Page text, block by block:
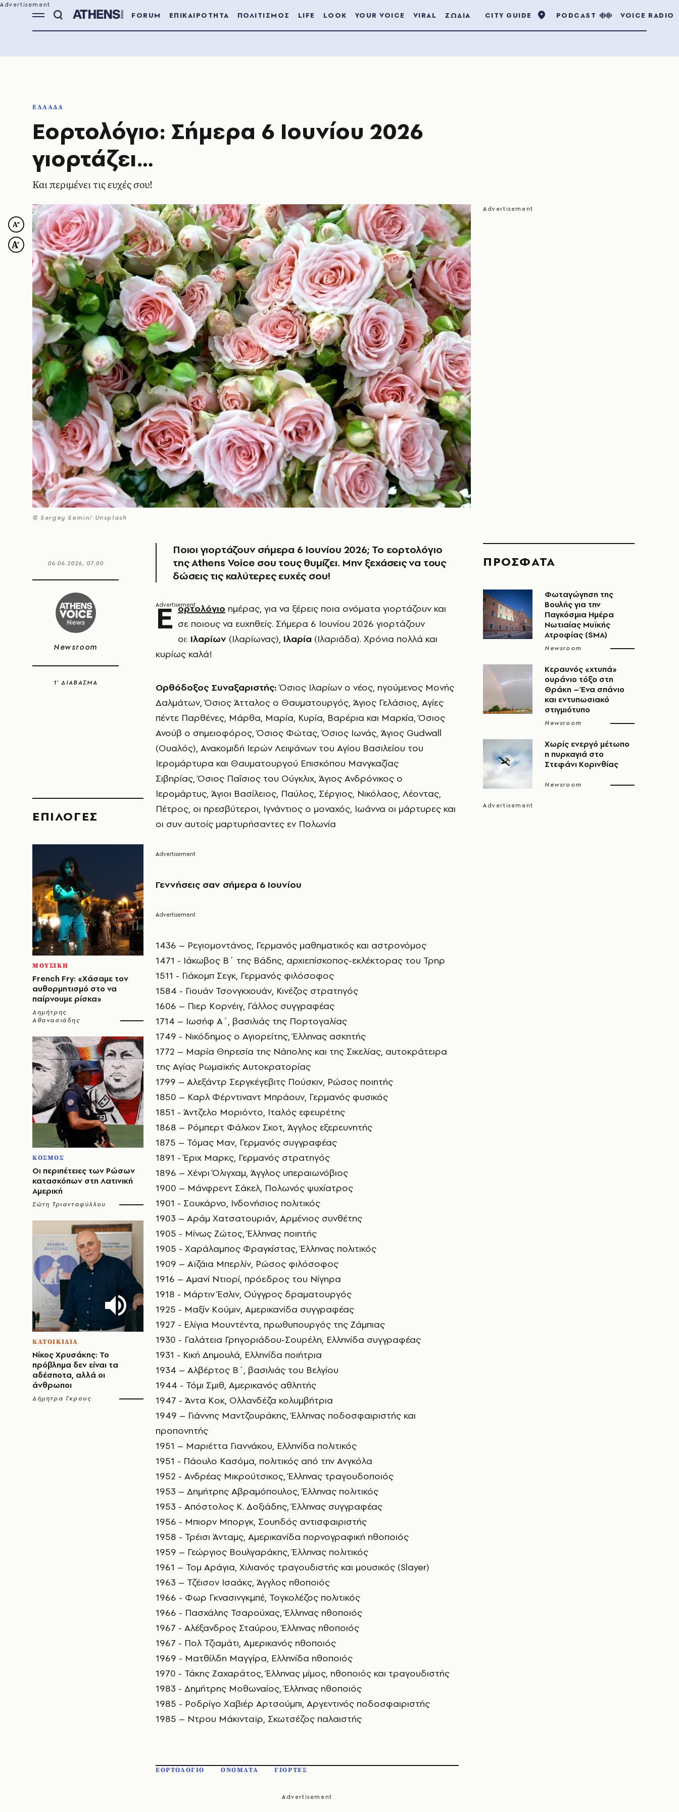
FORUM ΕΠΙΚΑΙΡΟΤΗΤΑ ΠΟΛΙΤΙΣΜΟΣ LIFE LOOK YOUR VOICE VIRAL ΖΩΔΙΑ CITY GUIDE PODCAST VOICE RADIO
ΕΛΛΑΔΑ
Εορτολόγιο: Σήμερα 6 Ιουνίου 2026
γιορτάζει…
Και περιμένει τις ευχές σου!
© Sergey Semin/ Unsplash
06.06.2026, 07:00
Newsroom
1’ ΔΙΑΒΑΣΜΑ
EΠΙΛΟΓΈΣ
ΜΟΥΣΙΚΗ
French Fry: «Χάσαμε τον
αυθορμητισμό στο να
παίρνουμε ρίσκα»
Δημήτρης
Αθανασιάδης
ΚΟΣΜΟΣ
Οι περιπέτειες των Ρώσων
κατασκόπων στη Λατινική
Αμερική
Σώτη Τριανταφύλλου
ΚΑΤΟΙΚΙΔΙΑ
Νίκος Χρυσάκης: Το
πρόβλημα δεν είναι τα
αδέσποτα, αλλά οι
άνθρωποι
Δήμητρα Γκρους
Ποιοι γιορτάζουν σήμερα 6 Ιουνίου 2026; Το εορτολόγιο
της Athens Voice σου τους θυμίζει. Μην ξεχάσεις να τους
δώσεις τις καλύτερες ευχές σου!
Ε ορτολόγιο ημέρας, για να ξέρεις ποια ονόματα γιορτάζουν και
σε ποιους να ευχηθείς. Σήμερα 6 Ιουνίου 2026 γιορτάζουν
οι: Ιλαρίων (Ιλαρίωνας), Ιλαρία (Ιλαριάδα). Χρόνια πολλά και
κυρίως καλά!
Ορθόδοξος Συναξαριστής:Όσιος Ιλαρίων ο νέος, ηγούμενος Μονής
Δαλμάτων, Όσιος Άτταλος ο Θαυματουργός, Άγιος Γελάσιος, Αγίες
πέντε Παρθένες, Μάρθα, Μαρία, Κυρία, Βαρέρια και Μαρκία, Όσιος
Ανούβ ο σημειοφόρος, Όσιος Φώτας, Όσιος Ιωνάς, Άγιος Gudwall
(Ουαλός), Ανακομιδή Ιερών Λειψάνων του Αγίου Βασιλείου του
Ιερομάρτυρα και Θαυματουργού Επισκόπου Μανγκαζίας
Σιβηρίας, Όσιος Παΐσιος του Ούγκλιχ, Άγιος Ανδρόνικος ο
Ιερομάρτυς, Άγιοι Βασίλειος, Παύλος, Σέργιος, Νικόλαος, Λέοντας,
Πέτρος, οι πρεσβύτεροι, Ιγνάντιος ο μοναχός, Ιωάννα οι μάρτυρες και
οι συν αυτοίς μαρτυρήσαντες εν Πολωνία
Γεννήσεις σαν σήμερα 6 Ιουνίου
1436 – Ρεγιομοντάνος, Γερμανός μαθηματικός και αστρονόμος
1471 - Ιάκωβος Β΄ της Βάδης, αρχιεπίσκοπος-εκλέκτορας του Τρηρ
1511 - Γιάκομπ Σεγκ, Γερμανός φιλόσοφος
1584 - Γιουάν Τσονγκχουάν, Κινέζος στρατηγός
1606 – Πιερ Κορνέιγ, Γάλλος συγγραφέας
1714 – Ιωσήφ Α΄, βασιλιάς της Πορτογαλίας
1749 - Νικόδημος ο Αγιορείτης, Έλληνας ασκητής
1772 – Μαρία Θηρεσία της Νάπολης και της Σικελίας, αυτοκράτειρα
της Αγίας Ρωμαϊκής Αυτοκρατορίας
1799 – Αλεξάντρ Σεργκέγεβιτς Πούσκιν, Ρώσος ποιητής
1850 – Καρλ Φέρντιναντ Μπράουν, Γερμανός φυσικός
1851 - Άντζελο Μοριόντο, Ιταλός εφευρέτης
1868 – Ρόμπερτ Φάλκον Σκοτ, Άγγλος εξερευνητής
1875 – Τόμας Μαν, Γερμανός συγγραφέας
1891 - Έριχ Μαρκς, Γερμανός στρατηγός
1896 – Χένρι Όλιγχαμ, Άγγλος υπεραιωνόβιος
1900 – Μάνφρεντ Σάκελ, Πολωνός ψυχίατρος
1901 - Σουκάρνο, Ινδονήσιος πολιτικός
1903 – Αράμ Χατσατουριάν, Αρμένιος συνθέτης
1905 - Μίνως Ζώτος, Έλληνας ποιητής
1905 - Χαράλαμπος Φραγκίστας, Έλληνας πολιτικός
1909 – Αϊζάια Μπερλίν, Ρώσος φιλόσοφος
1916 – Αμανί Ντιορί, πρόεδρος του Νίγηρα
1918 - Μάρτιν Έσλιν, Ούγγρος δραματουργός
1925 - Μαξίν Κούμιν, Αμερικανίδα συγγραφέας
1927 - Ελίγια Μουντέντα, πρωθυπουργός της Ζάμπιας
1930 - Γαλάτεια Γρηγοριάδου-Σουρέλη, Ελληνίδα συγγραφέας
1931 - Κική Δημουλά, Ελληνίδα ποιήτρια
1934 – Αλβέρτος Β΄, βασιλιάς του Βελγίου
1944 - Τόμι Σμιθ, Αμερικανός αθλητής
1947 - Άντα Κοκ, Ολλανδέζα κολυμβήτρια
1949 – Γιάννης Μαντζουράκης, Έλληνας ποδοσφαιριστής και
προπονητής
1951 – Μαριέττα Γιαννάκου, Ελληνίδα πολιτικός
1951 - Πάουλο Κασόμα, πολιτικός από την Ανγκόλα
1952 - Ανδρέας Μικρούτσικος, Έλληνας τραγουδοποιός
1953 – Δημήτρης Αβραμόπουλος, Έλληνας πολιτικός
1953 - Απόστολος Κ. Δοξιάδης, Έλληνας συγγραφέας
1956 - Μπιορν Μποργκ, Σουηδός αντισφαιριστής
1958 - Τρέισι Άνταμς, Αμερικανίδα πορνογραφική ηθοποιός
1959 – Γεώργιος Βουλγαράκης, Έλληνας πολιτικός
1961 – Τομ Αράγια, Χιλιανός τραγουδιστής και μουσικός (Slayer)
1963 – Τζέισον Ισαάκς, Άγγλος ηθοποιός
1966 - Φωρ Γκνασινγκμπέ, Τογκολέζος πολιτικός
1966 - Πασχάλης Τσαρούχας, Έλληνας ηθοποιός
1967 - Αλέξανδρος Σταύρου, Έλληνας ηθοποιός
1967 - Πολ Τζιαμάτι, Αμερικανός ηθοποιός
1969 - Ματθίλδη Μαγγίρα, Ελληνίδα ηθοποιός
1970 - Τάκης Ζαχαράτος, Έλληνας μίμος, ηθοποιός και τραγουδιστής
1983 - Δημήτρης Μοθωναίος, Έλληνας ηθοποιός
1985 - Ροδρίγο Χαβιέρ Αρτσούμπι, Αργεντινός ποδοσφαιριστής
1985 – Ντρου Μάκινταϊρ, Σκωτσέζος παλαιστής
ΕΟΡΤΟΛΟΓΙΟ ΟΝΟΜΑΤΑ ΓΙΟΡΤΕΣ
ΠΡΟΣΦΑΤΑ
Φωταγώγηση της
Βουλής για την
Παγκόσμια Ημέρα
Νωτιαίας Μυϊκής
Ατροφίας (SMA)
Newsroom
Κεραυνός «χτυπά»
ουράνιο τόξο στη
Θράκη – Ένα σπάνιο
και εντυπωσιακό
στιγμιότυπο
Newsroom
Χωρίς ενεργό μέτωπο
η πυρκαγιά στο
Στεφάνι Κορινθίας
Newsroom